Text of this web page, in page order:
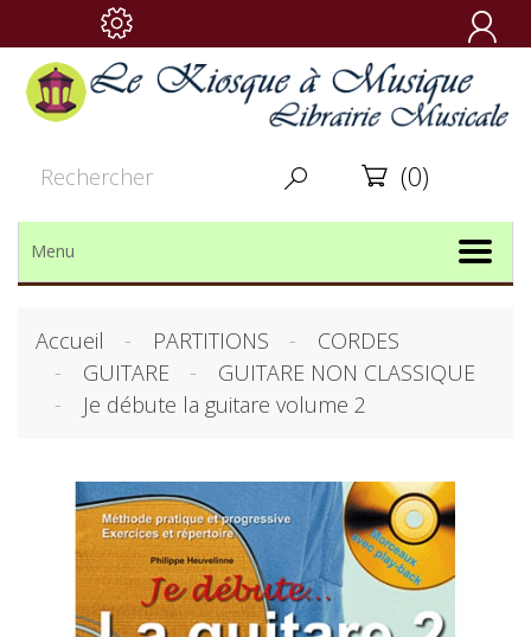

  (0)
Menu
Accueil PARTITIONS
CORDES
GUITARE
GUITARE NON CLASSIQUE
Je débute la guitare volume 2